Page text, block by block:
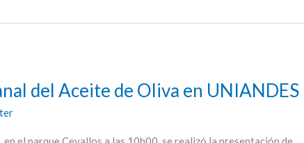
del Aceite de Oliva en UNIANDES